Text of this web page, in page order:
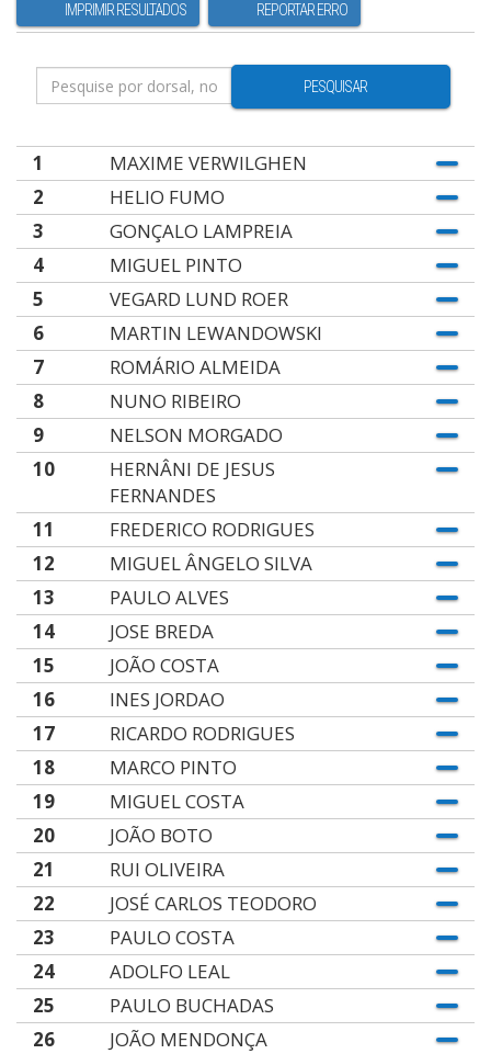
IMPRIMIR RESULTADOS REPORTAR ERRO
PESQUISAR
1
MAXIME VERWILGHEN
2
HELIO FUMO
3
GONÇALO LAMPREIA
4
MIGUEL PINTO
5
VEGARD LUND ROER
6
MARTIN LEWANDOWSKI
7
ROMÁRIO ALMEIDA
8
NUNO RIBEIRO
9
NELSON MORGADO
10
HERNÂNI DE JESUS
FERNANDES
11
FREDERICO RODRIGUES
12
MIGUEL ÂNGELO SILVA
13
PAULO ALVES
14
JOSE BREDA
15
JOÃO COSTA
16
INES JORDAO
17
RICARDO RODRIGUES
18
MARCO PINTO
19
MIGUEL COSTA
20
JOÃO BOTO
21
RUI OLIVEIRA
22
JOSÉ CARLOS TEODORO
23
PAULO COSTA
24
ADOLFO LEAL
25
PAULO BUCHADAS
26
JOÃO MENDONÇA